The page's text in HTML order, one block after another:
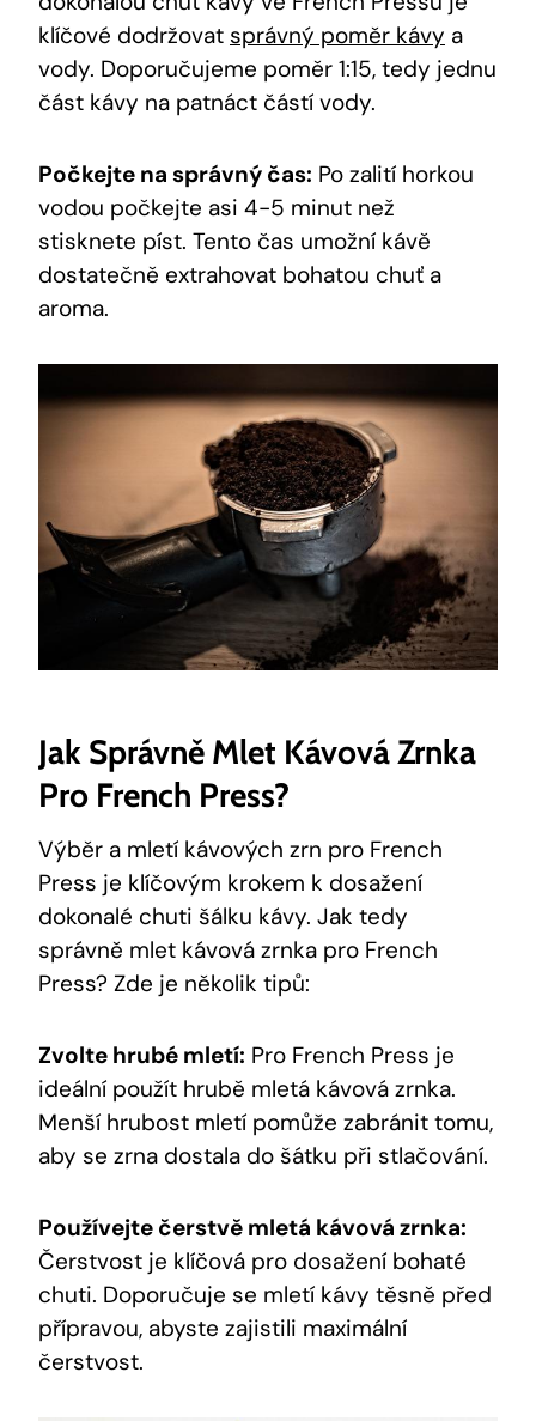
klíčové dodržovat správný poměr kávy a
vody. Doporučujeme poměr 1:15, tedy jednu
část kávy na patnáct částí vody.
Počkejte na správný čas: Po zalití horkou
vodou počkejte asi 4-5 minut než
stisknete píst. Tento čas umožní kávě
dostatečně extrahovat bohatou chuť a
aroma.
Jak Správně Mlet Kávová Zrnka
Pro French Press?
Výběr a mletí kávových zrn pro French
Press je klíčovým krokem k dosažení
dokonalé chuti šálku kávy. Jak tedy
správně mlet kávová zrnka pro French
Press? Zde je několik tipů:
Zvolte hrubé mletí: Pro French Press je
ideální použít hrubě mletá kávová zrnka.
Menší hrubost mletí pomůže zabránit tomu,
aby se zrna dostala do šátku při stlačování.
Používejte čerstvě mletá kávová zrnka:
Čerstvost je klíčová pro dosažení bohaté
chuti. Doporučuje se mletí kávy těsně před
přípravou, abyste zajistili maximální
čerstvost.